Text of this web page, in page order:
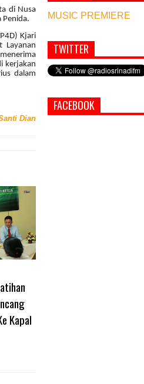
di Nusa
Penida.
Kjari
kerjakan
dalam
Dian
Kapal
MUSIC PREMIERE
Simbol Persahabatan, RI
di Afghanistan
PASAR
TWITTER
FACEBOOK